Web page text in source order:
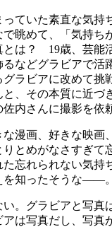
ていた素直な気持
眺めて、「気持ち
は？ 19歳、芸能
などグラビアで活
ラビアに改めて挑
、その本質に近づ
内さんに撮影を依
漫画、好きな映画
とめがなさすぎて
忘れられない気持
を知ったそうな――。
。グラビアと写真
は写真だし、写真